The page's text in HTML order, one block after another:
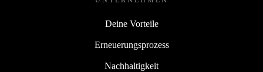
Deine Vorteile
Erneuerungsprozess
Nachhaltigkeit